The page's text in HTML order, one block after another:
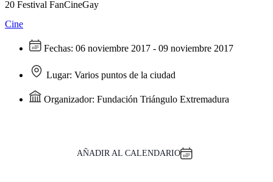
20 Festival FanCineGay
Cine
Fechas: 06 noviembre 2017 - 09 noviembre 2017
Lugar: Varios puntos de la ciudad
Organizador: Fundación Triángulo Extremadura
AÑADIR AL CALENDARIO